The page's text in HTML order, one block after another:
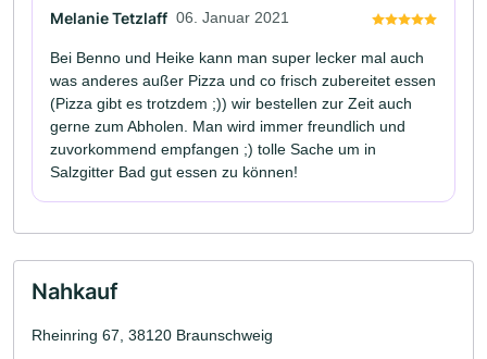
Melanie Tetzlaff 06. Januar 2021
Bei Benno und Heike kann man super lecker mal auch
was anderes außer Pizza und co frisch zubereitet essen
(Pizza gibt es trotzdem ;)) wir bestellen zur Zeit auch
gerne zum Abholen. Man wird immer freundlich und
zuvorkommend empfangen ;) tolle Sache um in
Salzgitter Bad gut essen zu können!
Nahkauf
Rheinring 67, 38120 Braunschweig